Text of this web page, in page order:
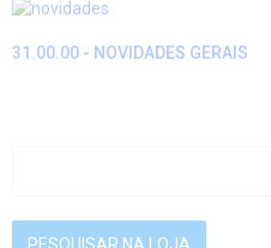
31.00.00 - NOVIDADES GERAIS